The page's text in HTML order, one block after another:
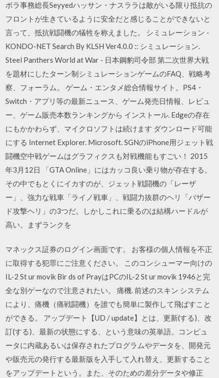
ボラ事務総長Seyyedハッサン・ナスララは敵がいる限り抵抗の
フロントが生きているように安全だと感じることができないと
言って、抵抗戦闘機の犠牲を称えました。 シミュレーション -
KONDO-NET Search By KLSH Ver4.0.0 :: シミュレーション.
Steel Panthers World at War - 日本鋼豹司令部 第二次世界大戦
を題材にしたターン制シミュレーションゲームのFAQ、戦略考
察、フォーラム。 ゲーム・エンタメ総合情報サイト。PS4・
Switch・アプリ等の最新ニュース、ゲーム発売日情報、レビュ
ー、ゲーム販売本数ランキングから インストール. Edgeの存在
にもかかわらず、マイクロソフトは続けます ダウンロード可能
にする Internet Explorer. Microsoft. SGNのiPhone用ジェット戦
闘機空中戦ゲームはグラフィクスも対戦機能もすごい！ 2015
年3月12日 「GTA Online」にはカッコ良い乗り物が存在する。
その中でもとくにイカすのが、ジェット戦闘機の「レーザ
ー」、強力な戦車「ライノ戦車」、戦闘力抜群のヘリ「バザー
ド攻撃ヘリ」の3つだ。しかしこれに乗るのは結構ハードルが
高い。まずランクを
マネックス証券のログイン画面です。 お客様の個人情報を不正
に取得する犯罪にご注意ください。 このコンシューマー向けの
IL-2 St ur movik Bir ds of PrayはPCのIL-2 St ur movik 1946と完
全な別ゲーなので注意されたい。 痛機. 前述のスキン システム
により、痛機（痛戦闘機）を誰でも簡単に製作して飛ばすこと
ができる。 アップデート【UD / update】とは、更新(する)、改
訂(する)、最新の状態にする、という意味の英単語。コンピュ
ータに内蔵あるいは保存されたプログラムやデータを、開発元
や販売元の発行する最新版を入手して入れ替え、更新すること
をアップデートという。また、そのための差分データや修正